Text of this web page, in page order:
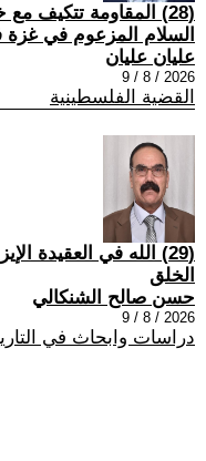
(28) المقاومة تتكيف
السلام المزعوم في
عليان عليان
2026 / 8 / 9
القضية الفلسطينية
(29) الله في العقيدة
الخلق
حسن صالح الشنكالي
2026 / 8 / 9
دراسات وابحاث في